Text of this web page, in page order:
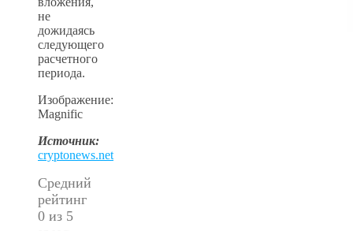
не
дожидаясь
следующего
расчетного
периода.
Изображение:
Magnific
Источник:
cryptonews.net
Средний
рейтинг
0 из 5